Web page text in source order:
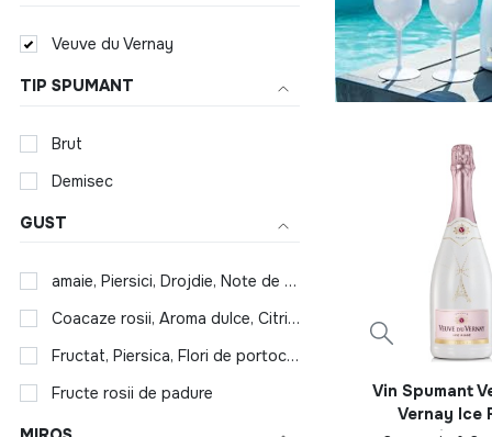
Veuve du Vernay
TIP SPUMANT
Brut
Demisec
GUST
amaie, Piersici, Drojdie, Note de paine, Miere, Pere
Coacaze rosii, Aroma dulce, Citrice, Capsuni
Fructat, Piersica, Flori de portocal, Fructe albe, Flori de camp, Caise
Fructe rosii de padure
Vin Spumant
Vernay Ice